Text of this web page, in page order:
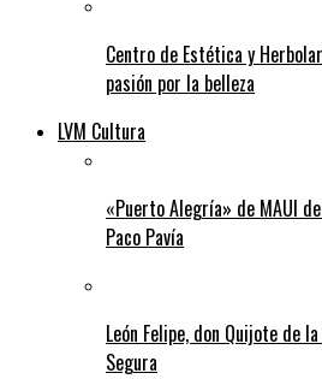
Centro de Estética y
pasión por la belleza
LVM Cultura
«Puerto Alegría» de MAUI
Paco Pavía
León Felipe, don Quijote de
Segura